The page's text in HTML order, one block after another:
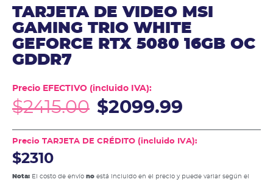
TARJETA DE VIDEO MSI
GAMING TRIO WHITE
GEFORCE RTX 5080 16GB OC
GDDR7
Precio EFECTIVO (incluido IVA):
$2415.00 $2099.99
Precio TARJETA DE CRÉDITO (incluido IVA):
$2310
Nota: El costo de envío no está incluido en el precio y puede variar según el